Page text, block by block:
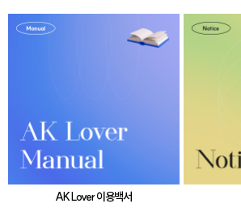
AK Lover 이용백서